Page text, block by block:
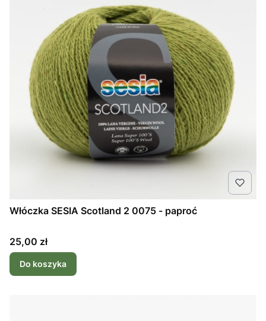
Włóczka SESIA Scotland 2 0075 - paproć
Cena
25,00 zł
Do koszyka